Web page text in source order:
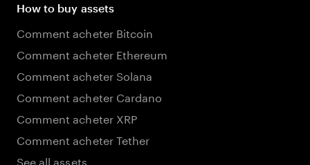
How to buy assets
Comment acheter Bitcoin
Comment acheter Ethereum
Comment acheter Solana
Comment acheter Cardano
Comment acheter XRP
Comment acheter Tether
See all assets